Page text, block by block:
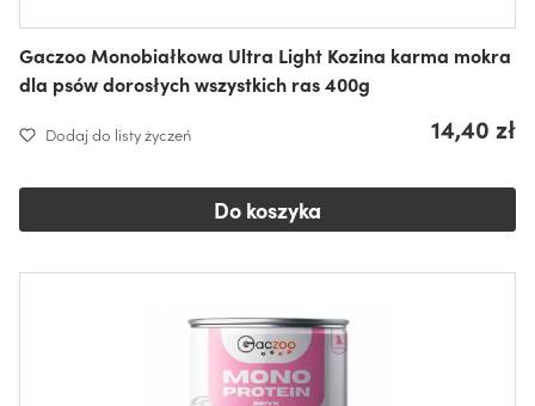
Gaczoo Monobiałkowa Ultra Light Kozina karma mokra
dla psów dorosłych wszystkich ras 400g
Dodaj do listy życzeń 14,40 zł
Do koszyka